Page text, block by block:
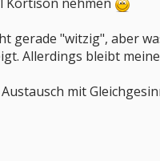
gerade "witzig", aber
Allerdings bleibt
mit